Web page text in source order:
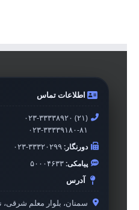
اطلاعات تماس
۰۲۳-۳۳۳۳۸۹۲۰ (۲۱)
۰۲۳-۳۳۳۳۹۱۸۰-۸۱
دورنگار:۰۲۳-۳۳۳۲۰۲۹۹
پیامکی:۵۰۰۰۴۶۳۳
آدرس
سمنان، بلوار معلم